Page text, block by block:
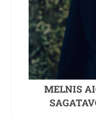
MELNIS